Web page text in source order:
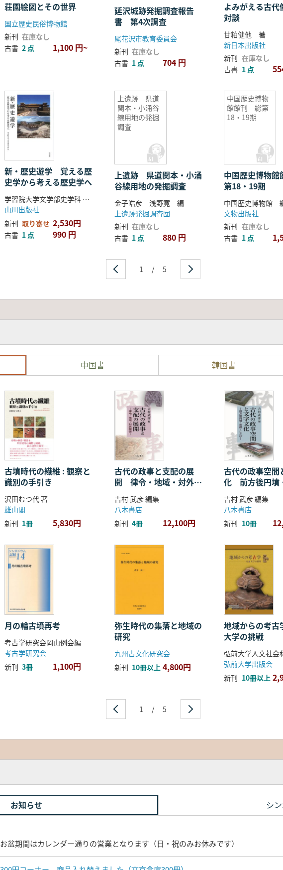
荘園絵図とその世界
国立歴史民俗博物館
新刊 在庫なし
古書 2 点 1,100 円~
延沢城跡発掘調査報告
書 第4次調査
尾花沢市教育委員会
新刊 在庫なし
古書 1 点 704 円
よみがえる古代
対談
甘粕健他 著
新日本出版社
新刊 在庫なし
古書 1 点
新・歴史遊学 覚える歴
史学から考える歴史学へ
学習院大学文学部史学科 編集
山川出版社
新刊 取り寄せ 2,530円
古書 1 点 990 円
上遺跡 県道
関本・小涌谷
線用地の発掘
調査
上遺跡 県道関本・小涌
谷線用地の発掘調査
金子皓彦 浅野寛 編
上遺跡発掘調査団
新刊 在庫なし
古書 1 点 880 円
中国歴史博物
館館刊 総第
18・19期
中国歴史博物
第18・19期
中国歴史博物館
文物出版社
新刊 在庫なし
古書 1 点
1 / 5
中国書 韓国書
古墳時代の繊維 : 観察と
識別の手引き
沢田むつ代 著
雄山閣
新刊 1冊 5,830円
古代の政事と支配の展
開 律令・地域・対外関
係
吉村 武彦 編集
八木書店
新刊 4冊 12,100円
古代の政事空間
化 前方後円墳
ことば
吉村 武彦 編集
八木書店
新刊 10冊
月の輪古墳再考
考古学研究会岡山例会編
考古学研究会
新刊 3冊 1,100円
弥生時代の集落と地域の
研究
九州古文化研究会
新刊 10冊以上 4,800円
地域からの考古
大学の挑戦
弘前大学出版会
新刊 10冊以上
1 / 5
お知らせ シ
お盆期間はカレンダー通りの営業となります（日・祝のみお休みです）